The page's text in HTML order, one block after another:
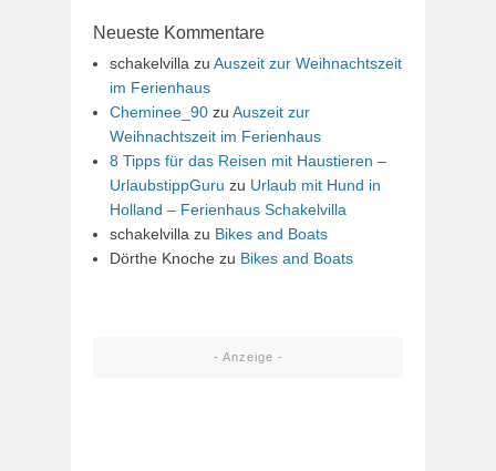
Neueste Kommentare
schakelvilla zu Auszeit zur Weihnachtszeit
im Ferienhaus
Cheminee_90 zu Auszeit zur
Weihnachtszeit im Ferienhaus
8 Tipps für das Reisen mit Haustieren –
UrlaubstippGuru zu Urlaub mit Hund in
Holland – Ferienhaus Schakelvilla
schakelvilla zu Bikes and Boats
Dörthe Knoche zu Bikes and Boats
- Anzeige -